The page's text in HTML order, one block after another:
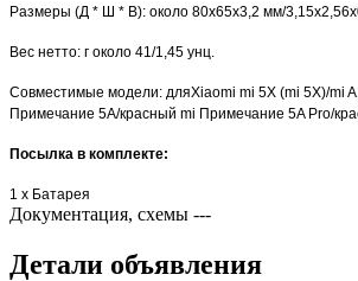
Размеры (Д * Ш * В): около 80x65x3,2 мм/
Вес нетто: г около 41/1,45 унц.
Совместимые модели: дляXiaomi mi 5X (mi 5X)/mi
Примечание 5A/красный mi Примечание 5A Pro/
Посылка в комплекте:
1 x Батарея
Документация, схемы ---
Детали объявления